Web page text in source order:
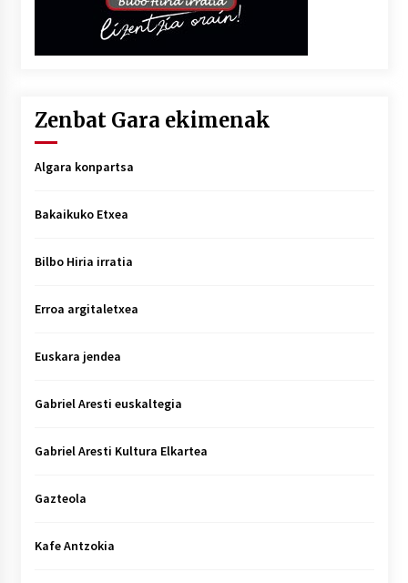
Zenbat Gara ekimenak
Algara konpartsa
Bakaikuko Etxea
Bilbo Hiria irratia
Erroa argitaletxea
Euskara jendea
Gabriel Aresti euskaltegia
Gabriel Aresti Kultura Elkartea
Gazteola
Kafe Antzokia